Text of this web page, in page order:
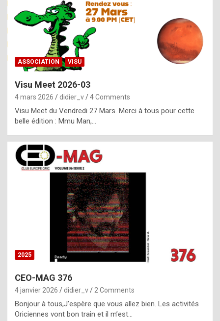
o
p
l
c
h
i
s
t
o
r
p
e
c
ASSOCIATION VISU
Visu Meet 2026-03
4 mars 2026 didier_v 4 Comments
Visu Meet du Vendredi 27 Mars. Merci à tous pour cette
belle édition : Mmu Man,…
2025
CEO-MAG 376
4 janvier 2026 didier_v 2 Comments
Bonjour à tous,J’espère que vous allez bien. Les activités
Oriciennes vont bon train et il m’est…